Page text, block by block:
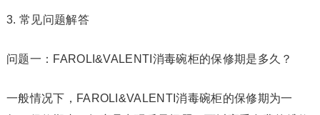
3. 常见问题解答
问题一：FAROLI&VALENTI消毒碗柜的保修期是多久？
一般情况下，FAROLI&VALENTI消毒碗柜的保修期为一